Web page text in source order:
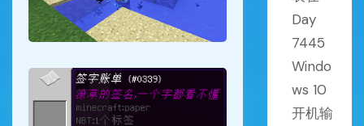
Day
7445
Windo
ws 10
开机输